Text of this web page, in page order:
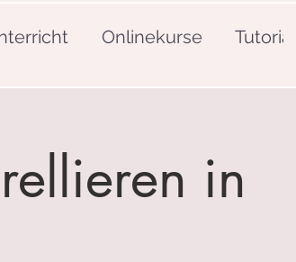
Onlinekurse Tutorials
in